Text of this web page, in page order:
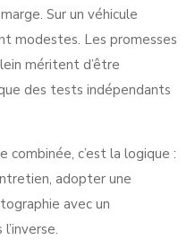
Sur un véhicule
modestes. Les promesses
méritent d’être
des tests indépendants
combinée, c’est la logique :
adopter une
avec un